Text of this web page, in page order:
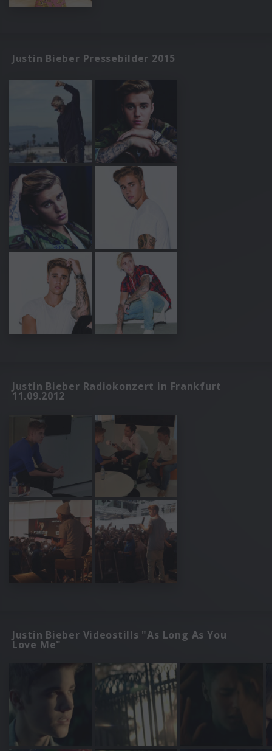
Justin Bieber Pressebilder 2015
Justin Bieber Radiokonzert in Frankfurt
11.09.2012
Justin Bieber Videostills "As Long As You
Love Me"